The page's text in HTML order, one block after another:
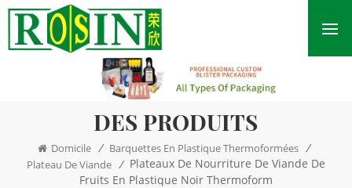
DES PRODUITS
Domicile / Barquettes En Plastique Thermoformées /
Plateau De Viande / Plateaux De Nourriture De Viande De
Fruits En Plastique Noir Thermoform